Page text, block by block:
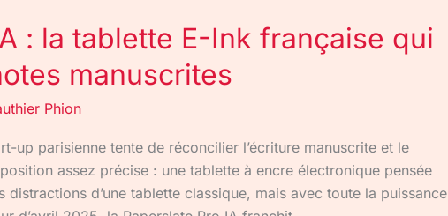
: la tablette E-Ink française qui
manuscrites
Phion
up parisienne tente de réconcilier l’écriture manuscrite et le
assez précise : une tablette à encre électronique pensée
distractions d’une tablette classique, mais avec toute la puissance